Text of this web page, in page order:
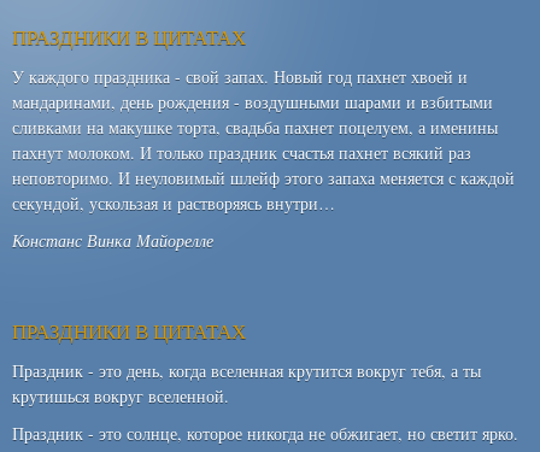
ПРАЗДНИКИ В ЦИТАТАХ
У каждого праздника - свой запах. Новый год пахнет хвоей и
мандаринами, день рождения - воздушными шарами и взбитыми
сливками на макушке торта, свадьба пахнет поцелуем, а именины
пахнут молоком. И только праздник счастья пахнет всякий раз
неповторимо. И неуловимый шлейф этого запаха меняется с каждой
секундой, ускользая и растворяясь внутри…
Констанс Винка Майорелле
ПРАЗДНИКИ В ЦИТАТАХ
Праздник - это день, когда вселенная крутится вокруг тебя, а ты
крутишься вокруг вселенной.
Праздник - это солнце, которое никогда не обжигает, но светит ярко.